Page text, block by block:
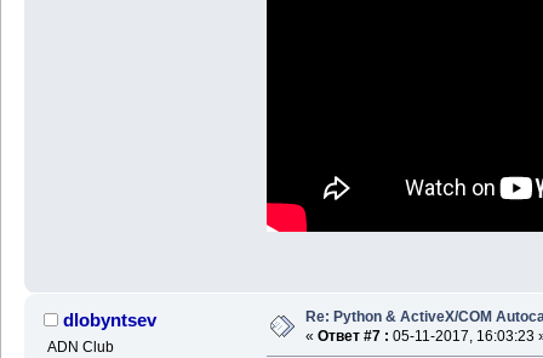
dlobyntsev
ADN Club
Re: Python & ActiveX/COM
« Ответ #7 : 05-11-2017, 16:03:23